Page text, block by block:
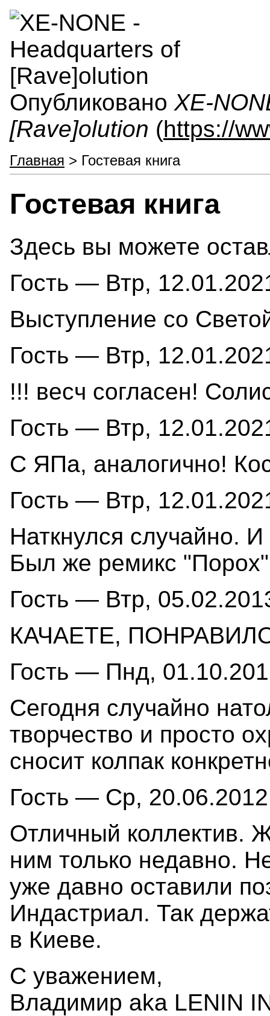
Опубликовано XE-
[Rave]olution (https://
Главная > Гостевая книга
Гостевая книга
Здесь вы можете
Гость — Втр,
Выступление со
Гость — Втр,
!!! весч согласен!
Гость — Втр,
С ЯПа, аналогично!
Гость — Втр,
Наткнулся случайно.
Был же ремикс
Гость — Втр,
КАЧАЕТЕ,
Гость — Пнд,
Сегодня случайно
творчество и просто
сносит колпак
Гость — Ср,
Отличный коллектив.
ним только недавно.
уже давно оставили
Индастриал. Так
в Киеве.
С уважением,
Владимир aka LENIN